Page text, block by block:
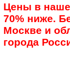
Цены в
70% ниже.
Москве и
города